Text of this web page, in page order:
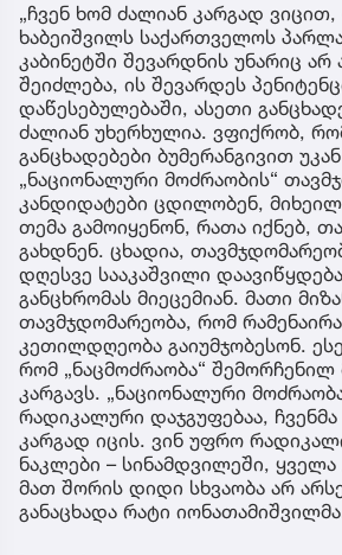
„ჩვენ ხომ ძალიან კარგად
ხაბეიშვილს საქართველოს
კაბინეტში შევარდნის უნარიც
შეიძლება, ის შევარდეს
დაწესებულებაში, ასეთი
ძალიან უხერხულია. ვფიქრობ,
განცხადებები ბუმერანგივით
„ნაციონალური მოძრაობის“
კანდიდატები ცდილობენ, მიხეილ
თემა გამოიყენონ, რათა იქნებ,
გახდნენ. ცხადია,
დღესვე სააკაშვილი
განცხრომას მიეცემიან. მათი
თავმჯდომარეობა, რომ
კეთილდღეობა გაიუმჯობესონ.
რომ „ნაცმოძრაობა“ შემორჩენილ
კარგავს. „ნაციონალური
რადიკალური დაჯგუფებაა,
კარგად იცის. ვინ უფრო
ნაკლები – სინამდვილეში,
მათ შორის დიდი სხვაობა არ
განაცხადა რატი